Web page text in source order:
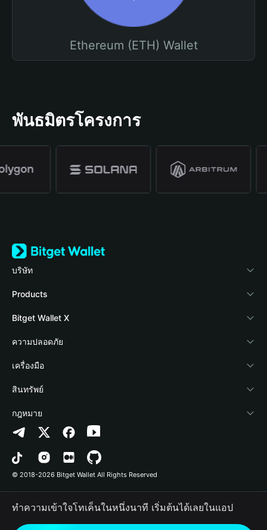
Ethereum (ETH) Wallet
พันธมิตรโครงการ
บริษัท
เกี่ยวกับ Bitget Wallet
Blog
Academy
ข่าวสารด้านคริปโต
ศูนย์ช่วยเหลือ
ติดต่อเรา
ทรัพยากรข้อมูลของแบรนด์
อาชีพ
Products
Crypto Card
Stablecoin Earn
Payfi Crypto
Crypto Swap API
Altcoin Season Index
Prediction Markets
DApp
RWA
Bitget Wallet X
นักพัฒนา
เชื่อมต่อ Wallet
Bitget Wallet Pay
ลิสต์โปรเจกต์
ความปลอดภัย
Protection Fund
เทคโนโลยีความปลอดภัย
เครื่องมือ
ซื้อคริปโต
การตรวจจับการอนุญาต
การตรวจจับสัญญา
การโอนเป็นชุด
สินทรัพย์
Arbitrum
Avalanche
Bitcoin
Polygon
กฎหมาย
นโยบายความเป็นส่วนตัว
ข้อตกลงในการใช้บริการ
© 2018-2026 Bitget Wallet All Rights Reserved
ทำความเข้าใจโทเค็นในหนึ่งนาที เริ่มต้นได้เลยในแอป